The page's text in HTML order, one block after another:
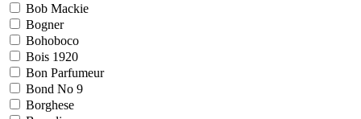
Bob Mackie
Bogner
Bohoboco
Bois 1920
Bon Parfumeur
Bond No 9
Borghese